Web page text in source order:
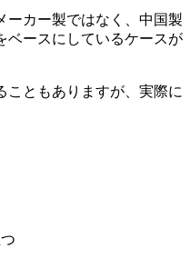
ーカー製ではなく、中国製
ベースにしているケースが
こともありますが、実際に